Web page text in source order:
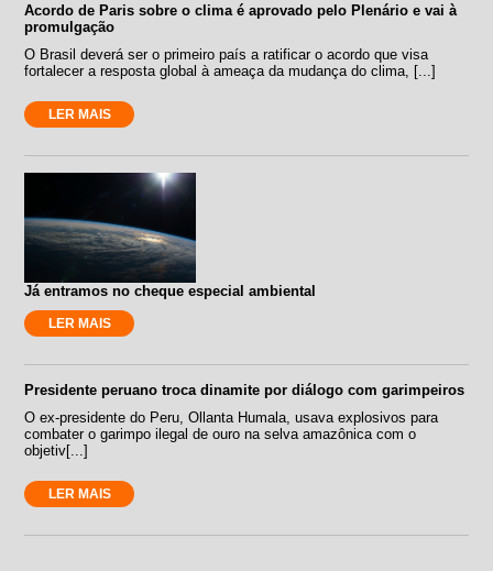
Acordo de Paris sobre o clima é aprovado pelo Plenário e vai à
promulgação
O Brasil deverá ser o primeiro país a ratificar o acordo que visa
fortalecer a resposta global à ameaça da mudança do clima, [...]
LER MAIS
Já entramos no cheque especial ambiental
LER MAIS
Presidente peruano troca dinamite por diálogo com garimpeiros
O ex-presidente do Peru, Ollanta Humala, usava explosivos para
combater o garimpo ilegal de ouro na selva amazônica com o
objetiv[...]
LER MAIS